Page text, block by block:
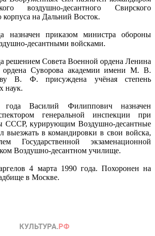
воздушно-десантного Свирского
корпуса на Дальний Восток.
назначен приказом министра обороны
десантными войсками.
решением Совета Военной ордена Ленина
ордена Суворова академии имени М. В.
В. Ф. присуждена учёная степень
наук.
Василий Филиппович назначен
генеральной инспекции при
СССР, курирующим Воздушно-десантные
выезжать в командировки в свои войска,
Государственной экзаменационной
Воздушно-десантном училище.
4 марта 1990 года. Похоронен на
в Москве.